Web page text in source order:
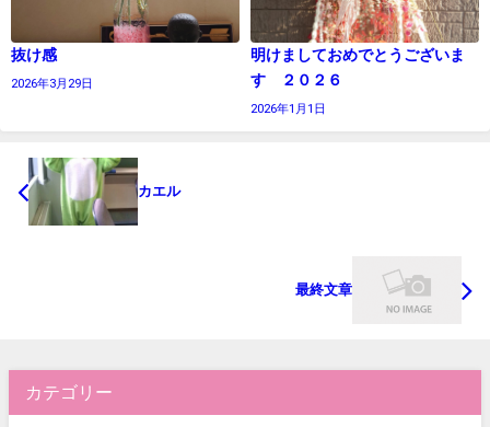
抜け感
2026年3月29日
明けましておめでとうございま
す ２０２６
2026年1月1日
カエル
最終文章
カテゴリー